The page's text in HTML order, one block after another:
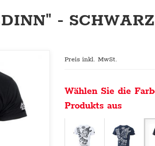
- SCHWARZ
Preis inkl. MwSt.
Wählen Sie die
Produkts aus